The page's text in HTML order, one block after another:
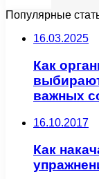
Популярные
16.03.2025
Как
важных
16.10.2017
Как